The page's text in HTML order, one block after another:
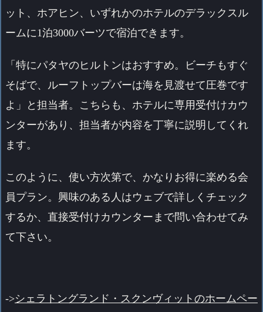
ット、ホアヒン、いずれかのホテルのデラックスル
ームに1泊3000バーツで宿泊できます。
「特にパタヤのヒルトンはおすすめ。ビーチもすぐ
そばで、ルーフトップバーは海を見渡せて圧巻です
よ」と担当者。こちらも、ホテルに専用受付けカウ
ンターがあり、担当者が内容を丁寧に説明してくれ
ます。
このように、使い方次第で、かなりお得に楽める会
員プラン。興味のある人はウェブで詳しくチェック
するか、直接受付けカウンターまで問い合わせてみ
て下さい。
->シェラトングランド・スクンヴィットのホームペー